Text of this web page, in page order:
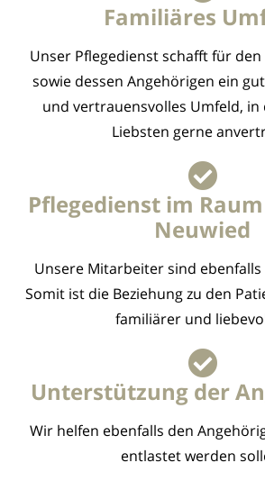
Familiäres
Unser Pflegedienst schafft für
sowie dessen Angehörigen ein
und vertrauensvolles Umfeld, in
Liebsten gerne
Pflegedienst im
Neuwied
Unsere Mitarbeiter sind ebenfalls
Somit ist die Beziehung zu den
familiärer und
Unterstützung der
Wir helfen ebenfalls den
entlastet werden